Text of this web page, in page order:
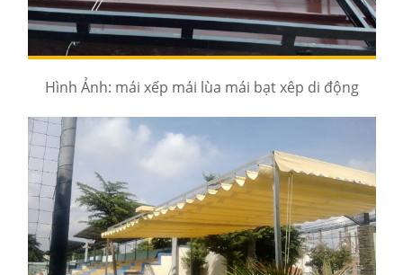
Hình Ảnh: mái xếp mái lùa mái bạt xêp di động